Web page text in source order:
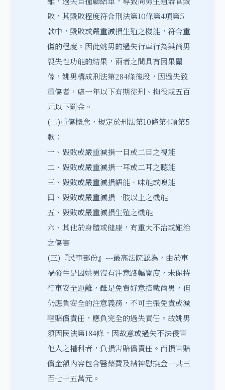
敗，其毀敗程度符合刑法第10條第4項第5
款中，毀敗或嚴重減損生殖之機能，符合重
傷的程度。因此姚男的過失行車行為與尚男
喪失性功能的結果，兩者之間具有因果關
係，姚男構成刑法第284條後段，因過失致
重傷者，處一年以下有期徒刑、拘役或五百
元以下罰金。
(二)重傷概念，規定於刑法第10條第4項第5
款：
一、毀敗或嚴重減損一目或二目之視能
二、毀敗或嚴重減損一耳或二耳之聽能
三、毀敗或嚴重減損語能、味能或嗅能
四、毀敗或嚴重減損一肢以上之機能
五、毀敗或嚴重減損生殖之機能
六、其他於身體或健康，有重大不治或難治
之傷害
(三)『民事部份』---最高法院認為，由於車
禍發生是因姚男沒有注意路幅寬度，未保持
行車安全距離，雖是免費好意搭載尚男，但
仍應負安全的注意義務，不可主張免責或減
輕賠償責任，應負完全的過失責任。故姚男
須因民法第184條，因故意或過失不法侵害
他人之權利者，負損害賠償責任。而損害賠
償金額內容包含醫藥費及精神慰撫金一共三
百七十五萬元。